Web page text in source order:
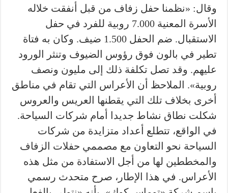
وقال: «نظمنا حفل زفاف من قبل أنفقت خلاله
الأسرة المعنية 7.000 روبية للفرد في حفل
الاستقبال. ضم الحفل 1.500 ضيف. وكان به فتاة
تطير في بالون فوق رؤوس الضيوف وتنثر الورود
عليهم. وقد تصل تكلفة ذلك إلى مليون ونصف
روبية». الملاحظ أن الأعراس التي تقام في مناطق
أخرى بخلاف تلك التي يقطنها العريس والعروس
شكلت نطاق نشاط جديدا أمام شركات السياحة.
في الواقع، تتطلع أعداد متزايدة من شركات
السياحة نحو التعاون مع مصممي حفلات الزفاف
والمخططين لها من أجل الاستفادة من مثل هذه
الأعراس. في هذا الإطار، صرح متحدث رسمي